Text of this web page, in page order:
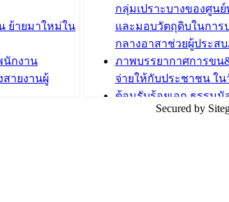
ย้ายมาใหม่ใน
นักงาน
สายงานผู้
กลุ่มเปราะบางของศูน
และมอบวัตถุดิบในกา
กลางอาสาช่วยผู้ประส
ภาพบรรยากาศการขน
จ่ายให้กับประชาชน ใน
ต้อนรับร้อยเอก ธรรมนั
และรัฐมนตรีว่าการกร
Secured by